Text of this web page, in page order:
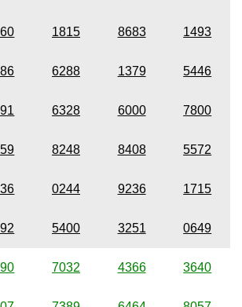
1815 8683 1493
6288 1379 5446
6328 6000 7800
8248 8408 5572
0244 9236 1715
5400 3251 0649
7032 4366 3640